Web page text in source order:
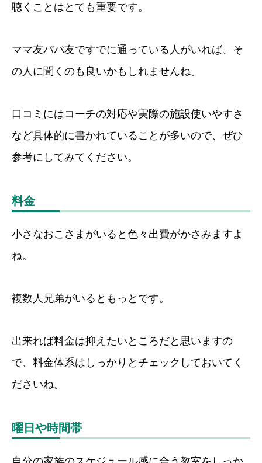
聴くことはとても重要です。
ママ友パパ友ですでに通っている人がいれば、そ
の人に聞くのも良いかもしれませんね。
口コミにはコーチの対応や実際の施設使いやすさ
など具体的に書かれていることが多いので、ぜひ
参考にしてみてください。
料金
小さなおこさまがいると色々出費がかさみますよ
ね。
複数人兄弟がいるともっとです。
出来れば料金は抑えたいところだと思いますの
で、料金体系はしっかりとチェックしておいてく
ださいね。
曜日や時間帯